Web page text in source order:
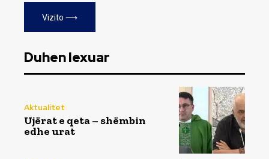
Vizito ⟶
Duhen lexuar
Aktualitet
Ujërat e qeta – shëmbin
edhe urat